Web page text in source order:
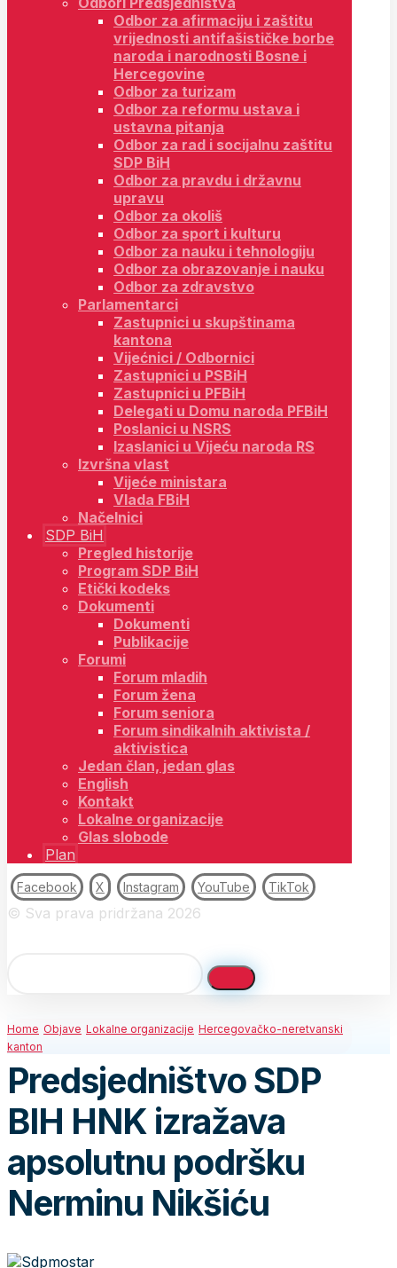
Odbor za afirmaciju i zaštitu
vrijednosti antifašističke borbe
naroda i narodnosti Bosne i
Hercegovine
Odbor za turizam
Odbor za reformu ustava i
ustavna pitanja
Odbor za rad i socijalnu zaštitu
SDP BiH
Odbor za pravdu i državnu
upravu
Odbor za okoliš
Odbor za sport i kulturu
Odbor za nauku i tehnologiju
Odbor za obrazovanje i nauku
Odbor za zdravstvo
Parlamentarci
Zastupnici u skupštinama
kantona
Vijećnici / Odbornici
Zastupnici u PSBiH
Zastupnici u PFBiH
Delegati u Domu naroda PFBiH
Poslanici u NSRS
Izaslanici u Vijeću naroda RS
Izvršna vlast
Vijeće ministara
Vlada FBiH
Načelnici
SDP BiH
Pregled historije
Program SDP BiH
Etički kodeks
Dokumenti
Dokumenti
Publikacije
Forumi
Forum mladih
Forum žena
Forum seniora
Forum sindikalnih aktivista /
aktivistica
Jedan član, jedan glas
English
Kontakt
Lokalne organizacije
Glas slobode
Plan
Facebook X Instagram YouTube TikTok
© Sva prava pridržana 2026
Home Objave Lokalne organizacije Hercegovačko-neretvanski
kanton
Predsjedništvo SDP
BIH HNK izražava
apsolutnu podršku
Nerminu Nikšiću